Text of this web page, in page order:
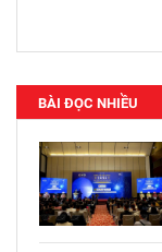
BÀI ĐỌC NHIỀU